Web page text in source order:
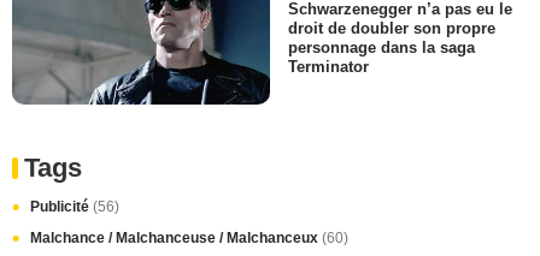
Schwarzenegger n’a pas eu le
droit de doubler son propre
personnage dans la saga
Terminator
Tags
Publicité (56)
Malchance / Malchanceuse / Malchanceux (60)